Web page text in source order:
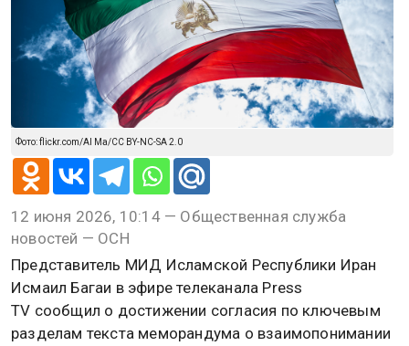
Фото: flickr.com/Al Ma/CC BY-NC-SA 2.0
12 июня 2026, 10:14 — Общественная служба
новостей — ОСН
Представитель МИД Исламской Республики Иран
Исмаил Багаи в эфире телеканала Press
TV сообщил о достижении согласия по ключевым
разделам текста меморандума о взаимопонимании